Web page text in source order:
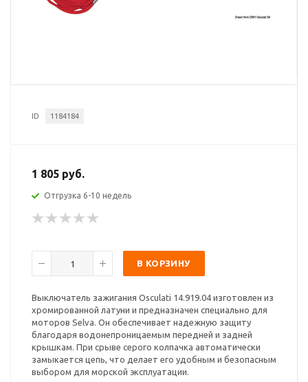
ID 1184184
1 805 руб.
Отгрузка 6-10 недель
В КОРЗИНУ
Выключатель зажигания Osculati 14.919.04 изготовлен из
хромированной латуни и предназначен специально для
моторов Selva. Он обеспечивает надежную защиту
благодаря водонепроницаемым передней и задней
крышкам. При срыве серого колпачка автоматически
замыкается цепь, что делает его удобным и безопасным
выбором для морской эксплуатации.